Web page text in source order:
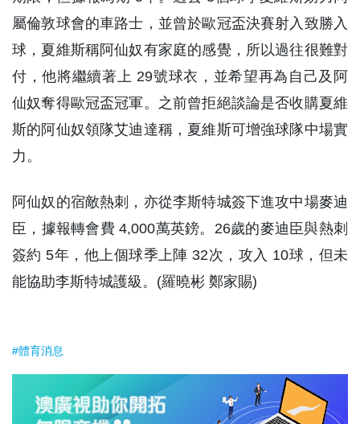
屬倫敦球會的車路士，並曾於歐冠盃決賽射入致勝入
球，夏維斯稱阿仙奴有家庭的感覺，所以過往很難對
付，他將繼續著上 29號球衣，並希望再為自己及阿
仙奴奪得歐冠盃冠軍。之前曾拒絕談論是否收購夏維
斯的阿仙奴領隊艾迪達稱，夏維斯可增強球隊中場實
力。
阿仙奴的宿敵熱刺，亦從李斯特城簽下進攻中場麥迪
臣，據報轉會費 4,000萬英鎊。26歲的麥迪臣與熱刺
簽約 5年，他上個球季上陣 32次，攻入 10球，但未
能協助李斯特城護級。(羅曉彬 鄭家賜)
#體育消息